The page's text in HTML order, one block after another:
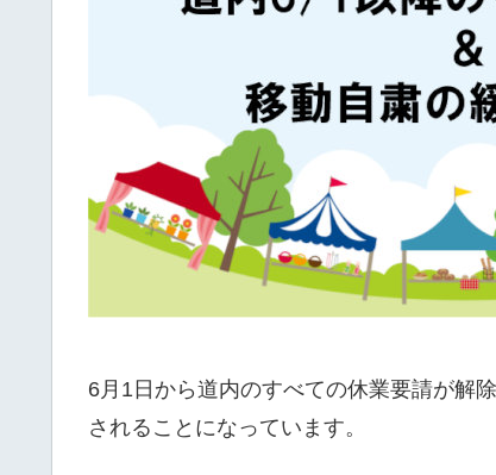
6月1日から道内のすべての休業要請が解
されることになっています。